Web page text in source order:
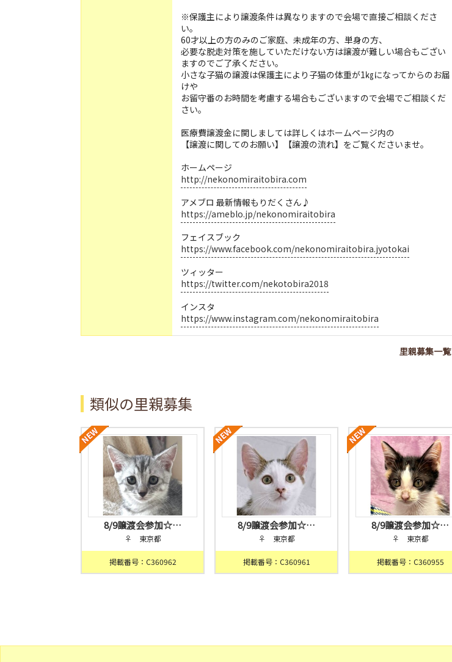
※保護主により譲渡条件は異なりますので会場で直接ご相談くださ
い。
60才以上の方のみのご家庭、未成年の方、単身の方、
必要な脱走対策を施していただけない方は譲渡が難しい場合もござい
ますのでご了承ください。
小さな子猫の譲渡は保護主により子猫の体重が1㎏になってからのお届
けや
お留守番のお時間を考慮する場合もございますので会場でご相談くだ
さい。
医療費譲渡金に関しましては詳しくはホームページ内の
【譲渡に関してのお願い】【譲渡の流れ】をご覧くださいませ。
ホームページ
http://nekonomiraitobira.com
アメブロ 最新情報もりだくさん♪
https://ameblo.jp/nekonomiraitobira
フェイスブック
https://www.facebook.com/nekonomiraitobira.jyotokai
ツィッター
https://twitter.com/nekotobira2018
インスタ
https://www.instagram.com/nekonomiraitobira
里親募集一覧
類似の里親募集
8/9譲渡会参加☆…
♀ 東京都
掲載番号：C360962
8/9譲渡会参加☆…
♀ 東京都
掲載番号：C360961
8/9譲渡会参加☆…
♀ 東京都
掲載番号：C360955